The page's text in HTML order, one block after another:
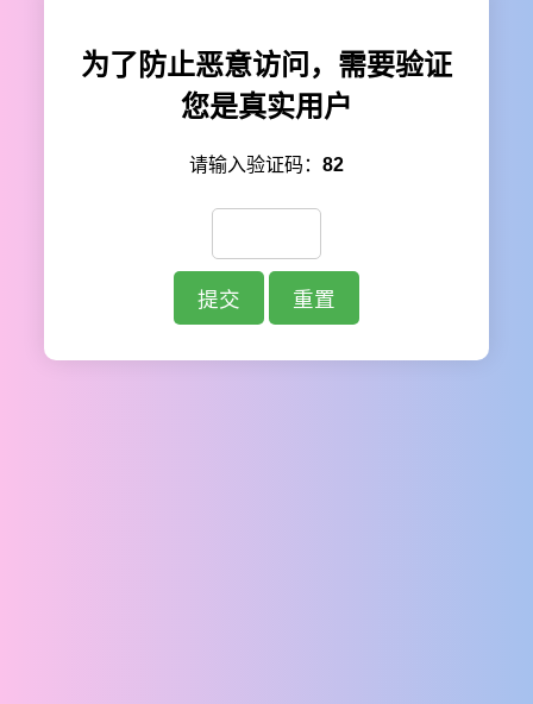
为了防止恶意访问，需要验证
您是真实用户
请输入验证码： 82
提交 重置